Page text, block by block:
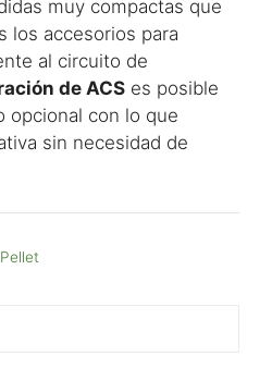
muy compactas que
los accesorios para
al circuito de
de ACS es posible
opcional con lo que
sin necesidad de
Pellet